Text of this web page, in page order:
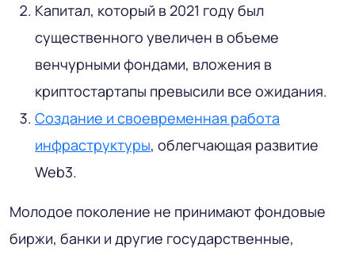
Капитал, который в 2021 году был
существенного увеличен в объеме
венчурными фондами, вложения в
криптостартапы превысили все ожидания.
Создание и своевременная работа
инфраструктуры, облегчающая развитие
Web3.
Молодое поколение не принимают фондовые
биржи, банки и другие государственные,